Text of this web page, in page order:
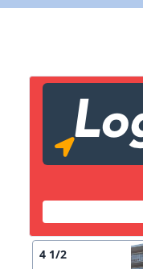
4 1/2
Copier lien